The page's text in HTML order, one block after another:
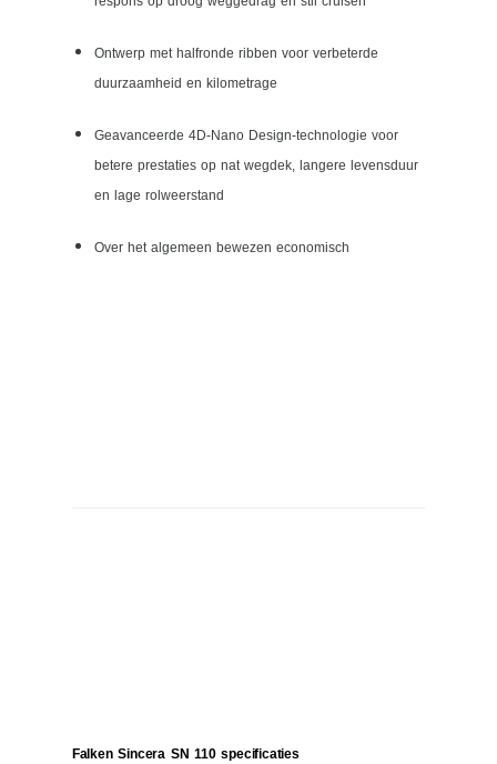
Ontwerp met halfronde ribben voor verbeterde
duurzaamheid en kilometrage
Geavanceerde 4D-Nano Design-technologie voor
betere prestaties op nat wegdek, langere levensduur
en lage rolweerstand
Over het algemeen bewezen economisch
Falken Sincera SN 110 specificaties